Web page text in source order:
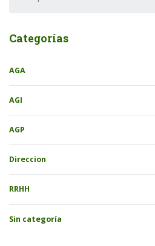
Categorías
AGA
AGI
AGP
Direccion
RRHH
Sin categoría